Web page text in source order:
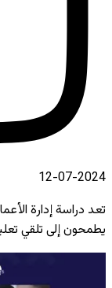
2024-07-12
تعد دراسة إدارة
يطمحون إلى تلقي